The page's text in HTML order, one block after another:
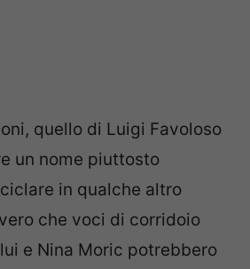
quello di Luigi Favoloso
un nome piuttosto
in qualche altro
che voci di corridoio
e Nina Moric potrebbero